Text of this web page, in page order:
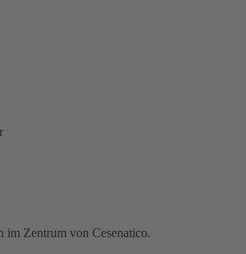
im Zentrum von Cesenatico.